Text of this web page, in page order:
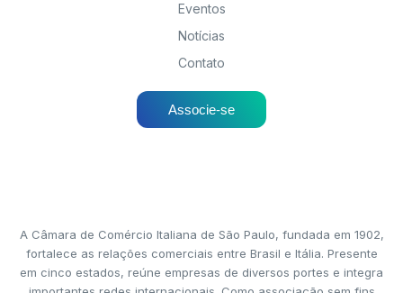
Eventos
Notícias
Contato
Associe-se
A Câmara de Comércio Italiana de São Paulo, fundada em 1902,
fortalece as relações comerciais entre Brasil e Itália. Presente
em cinco estados, reúne empresas de diversos portes e integra